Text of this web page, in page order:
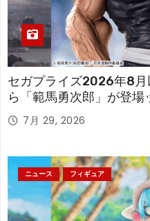
セガプライズ2026年8
ら「範馬勇次郎」が登場
7月 29, 2026
ニュース フィギュア